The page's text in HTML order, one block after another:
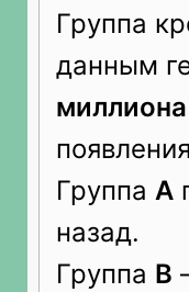
Группа
данным
Группа A
назад.
Группа B